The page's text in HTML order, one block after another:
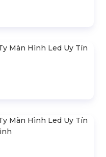
Màn Hình Led Uy Tín
Màn Hình Led Uy Tín